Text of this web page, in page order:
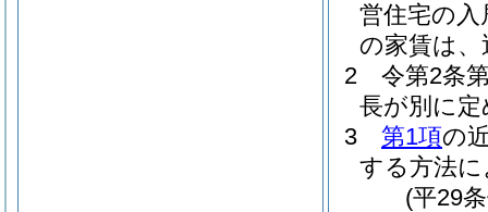
営住宅の
の家賃は
2
令第2条
長が別に
3
第1項の
する方法
(平29